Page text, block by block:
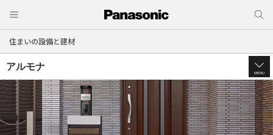
住まいの設備と建材
アルモナ
MENU